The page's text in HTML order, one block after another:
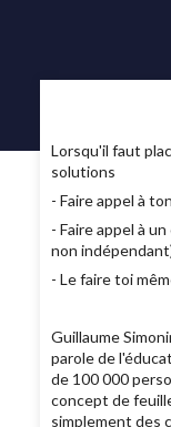
Lorsqu'il faut
solutions
- Faire appel à
- Faire appel à
non
- Le faire toi
Guillaume
parole de
de 100 000
concept de
simplement des